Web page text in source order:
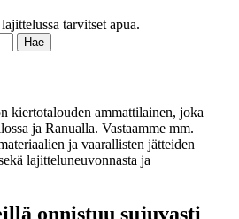
tarvitset apua.
Hae
kiertotalouden ammattilainen, joka
ja Ranualla. Vastaamme mm.
ja vaarallisten jätteiden
lajitteluneuvonnasta ja
onnistuu sujuvasti